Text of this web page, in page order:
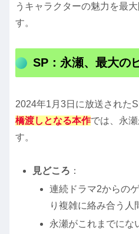
うキャラクターの魅力を最
す。
SP：永瀬、最大の
2024年1月3日に放送された
橋渡しとなる本作では、永
す。
見どころ ：
連続ドラマ2からの
り複雑に絡み合う人
永瀬がこれまでにな